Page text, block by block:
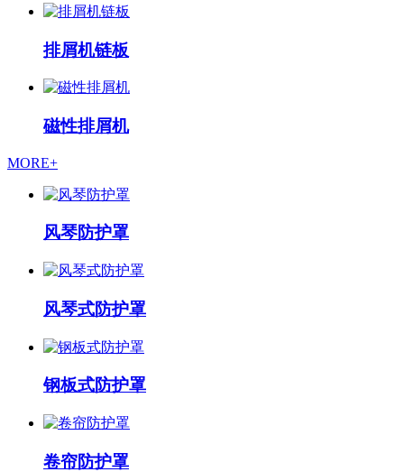
排屑机链板
磁性排屑机
MORE+
风琴防护罩
风琴式防护罩
钢板式防护罩
卷帘防护罩